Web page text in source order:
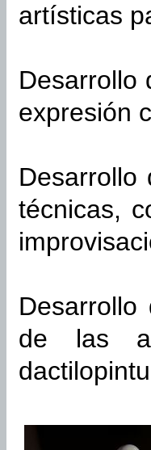
artísticas
Desarrollo
expresión
técnicas,
Desarrollo
de las